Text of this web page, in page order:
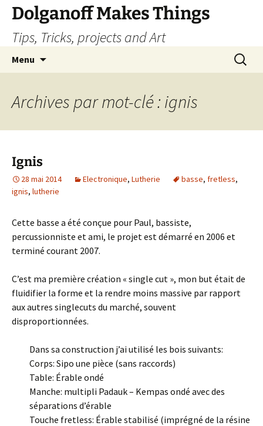
Dolganoff Makes Things
Tips, Tricks, projects and Art
Menu
Archives par mot-clé : ignis
Ignis
28 mai 2014 Electronique, Lutherie basse, fretless,
ignis, lutherie
Cette basse a été conçue pour Paul, bassiste,
percussionniste et ami, le projet est démarré en 2006 et
terminé courant 2007.
C’est ma première création « single cut », mon but était de
fluidifier la forme et la rendre moins massive par rapport
aux autres singlecuts du marché, souvent
disproportionnées.
Dans sa construction j’ai utilisé les bois suivants:
Corps: Sipo une pièce (sans raccords)
Table: Érable ondé
Manche: multipli Padauk – Kempas ondé avec des
séparations d’érable
Touche fretless: Érable stabilisé (imprégné de la résine